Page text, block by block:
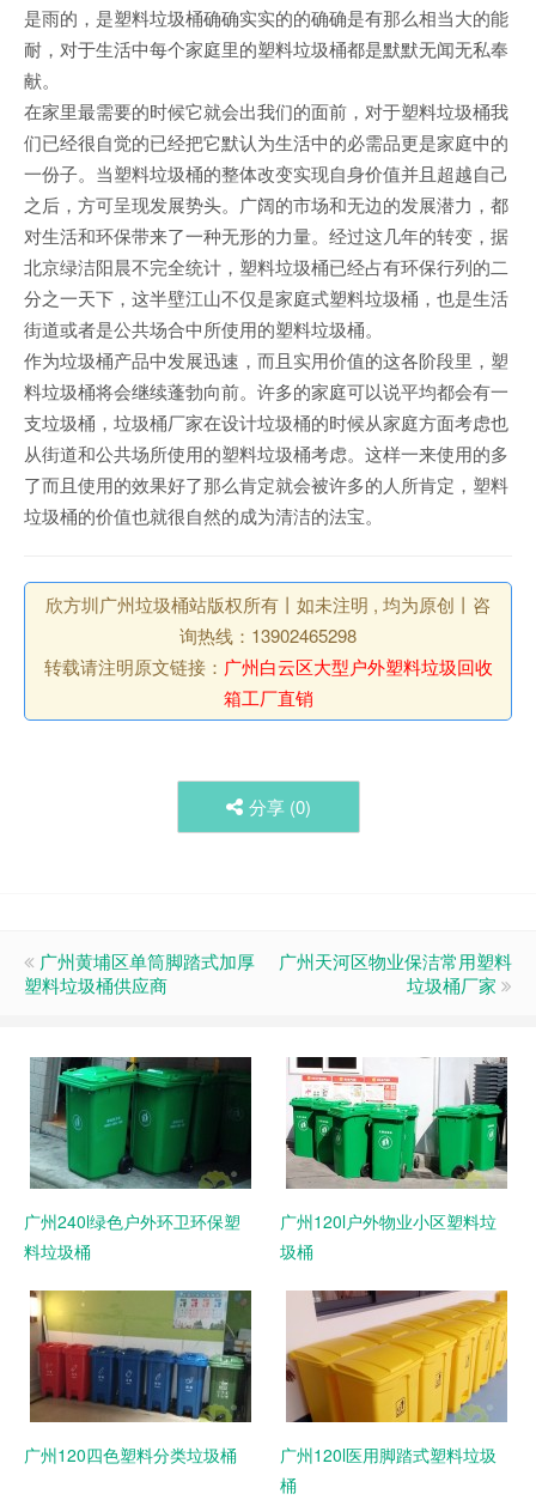
是雨的，是塑料垃圾桶确确实实的的确确是有那么相当大的能
耐，对于生活中每个家庭里的塑料垃圾桶都是默默无闻无私奉
献。
在家里最需要的时候它就会出我们的面前，对于塑料垃圾桶我
们已经很自觉的已经把它默认为生活中的必需品更是家庭中的
一份子。当塑料垃圾桶的整体改变实现自身价值并且超越自己
之后，方可呈现发展势头。广阔的市场和无边的发展潜力，都
对生活和环保带来了一种无形的力量。经过这几年的转变，据
北京绿洁阳晨不完全统计，塑料垃圾桶已经占有环保行列的二
分之一天下，这半壁江山不仅是家庭式塑料垃圾桶，也是生活
街道或者是公共场合中所使用的塑料垃圾桶。
作为垃圾桶产品中发展迅速，而且实用价值的这各阶段里，塑
料垃圾桶将会继续蓬勃向前。许多的家庭可以说平均都会有一
支垃圾桶，垃圾桶厂家在设计垃圾桶的时候从家庭方面考虑也
从街道和公共场所使用的塑料垃圾桶考虑。这样一来使用的多
了而且使用的效果好了那么肯定就会被许多的人所肯定，塑料
垃圾桶的价值也就很自然的成为清洁的法宝。
欣方圳广州垃圾桶站版权所有丨如未注明 , 均为原创丨咨
询热线：13902465298
转载请注明原文链接： 广州白云区大型户外塑料垃圾回收
箱工厂直销
分享 (0)
广州黄埔区单筒脚踏式加厚
塑料垃圾桶供应商
广州天河区物业保洁常用塑料
垃圾桶厂家
广州240l绿色户外环卫环保塑
料垃圾桶
广州120l户外物业小区塑料垃
圾桶
广州120四色塑料分类垃圾桶
广州120l医用脚踏式塑料垃圾
桶